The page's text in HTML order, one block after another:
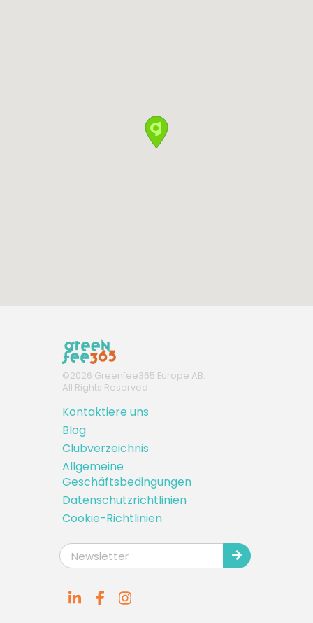
©2026 Greenfee365 Europe AB.
All Rights Reserved
Kontaktiere uns
Blog
Clubverzeichnis
Allgemeine
Geschäftsbedingungen
Datenschutzrichtlinien
Cookie-Richtlinien